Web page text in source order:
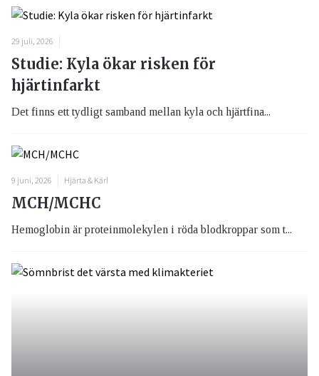
29 juli, 2026
Studie: Kyla ökar risken för
hjärtinfarkt
Det finns ett tydligt samband mellan kyla och hjärtfina...
9 juni, 2026 Hjärta & Kärl
MCH/MCHC
Hemoglobin är proteinmolekylen i röda blodkroppar som t...